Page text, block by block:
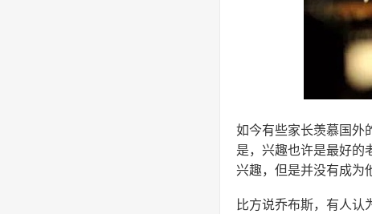
如今有些家长羡慕国外
是，兴趣也许是最好的
兴趣，但是并没有成为
比方说乔布斯，有人